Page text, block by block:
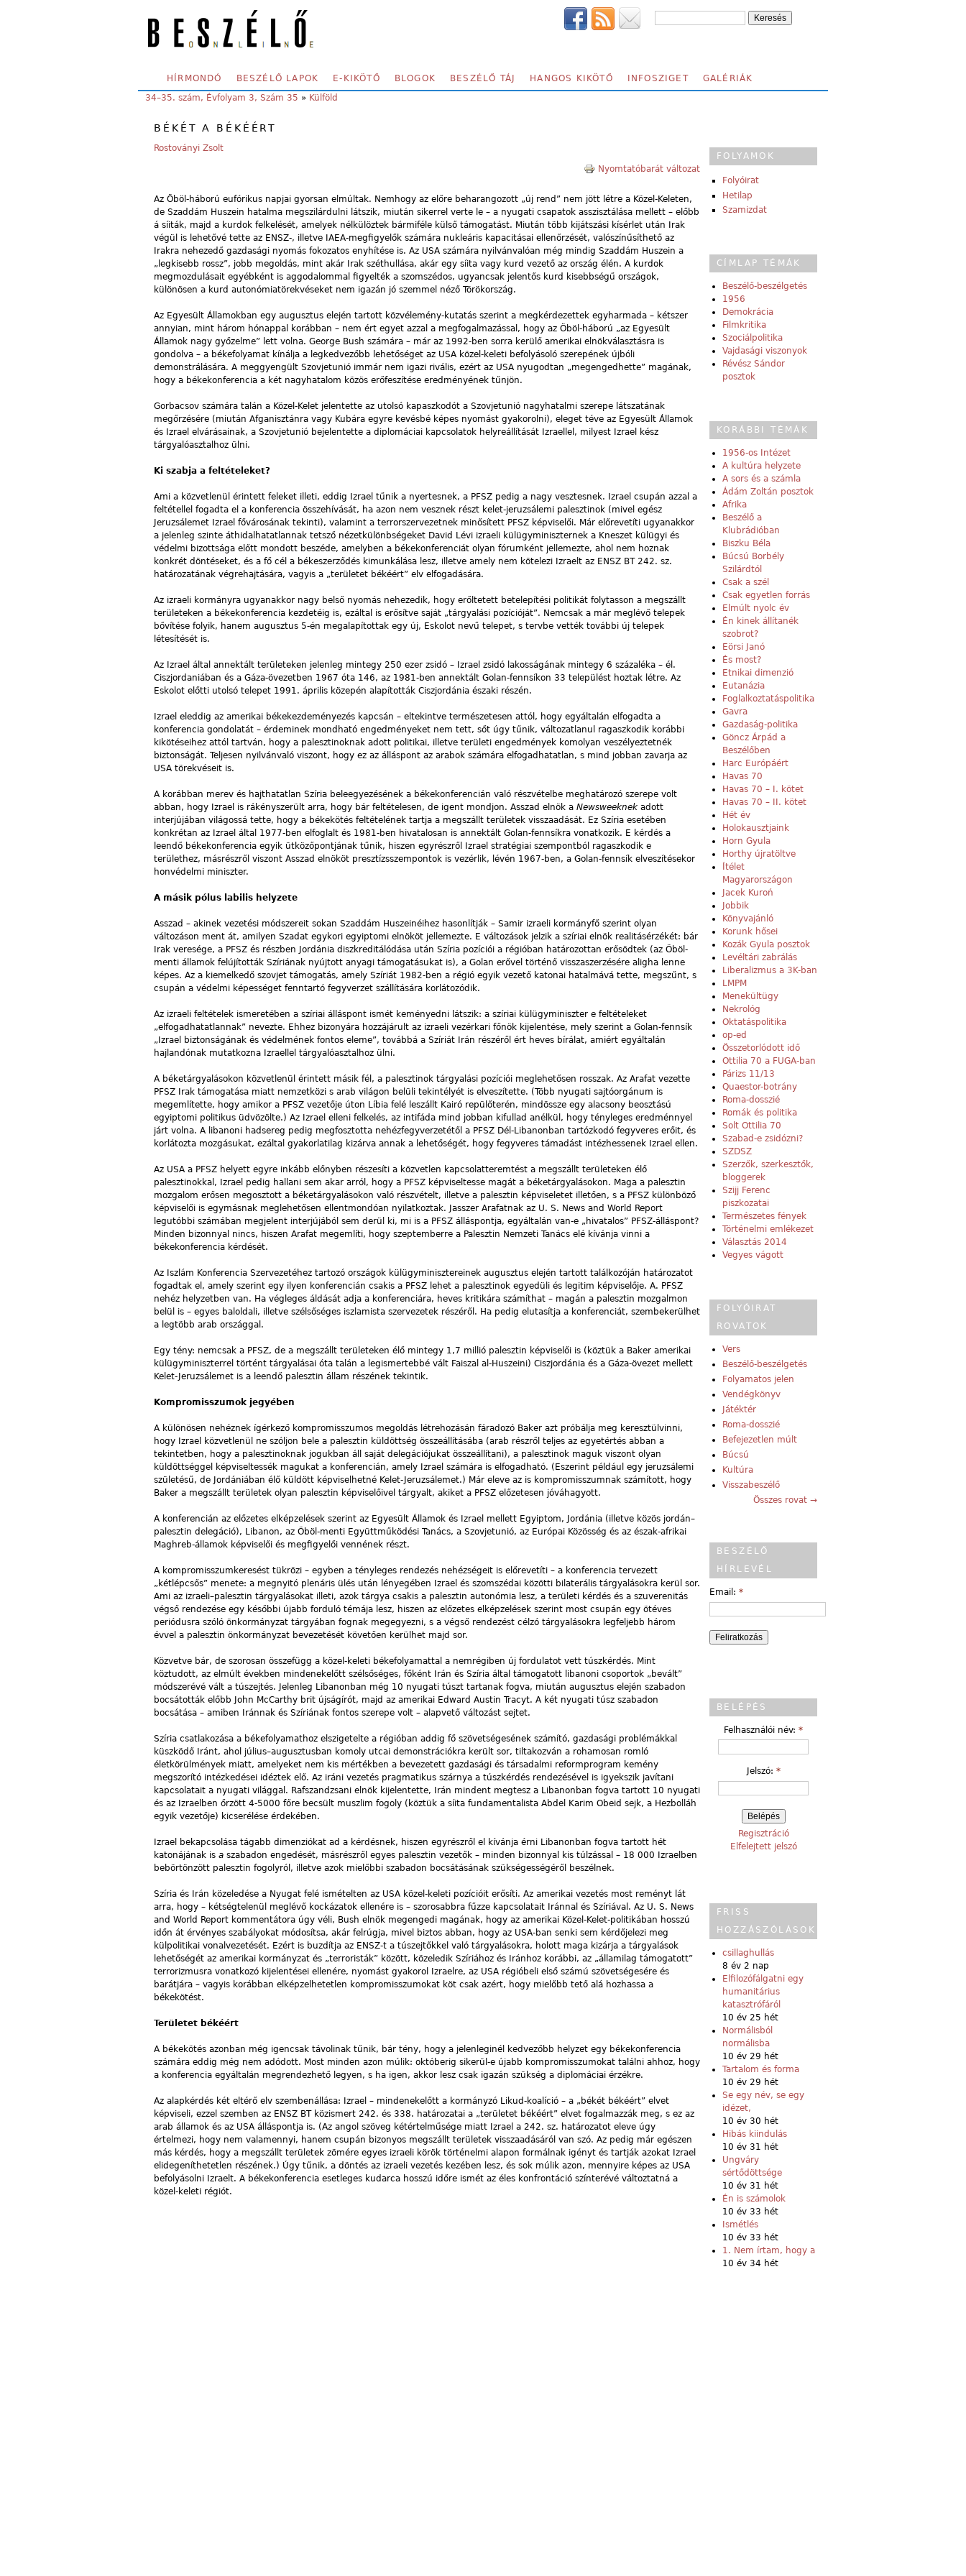
SECONDARY MENU
HÍRMONDÓ BESZÉLŐ LAPOK E-KIKÖTŐ BLOGOK BESZÉLŐ TÁJ HANGOS KIKÖTŐ INFOSZIGET GALÉRIÁK
YOU ARE HERE:
34–35. szám, Évfolyam 3, Szám 35 » Külföld
BÉKÉT A BÉKÉÉRT
Rostoványi Zsolt
Nyomtatóbarát változat
Az Öböl-háború eufórikus napjai gyorsan elmúltak. Nemhogy az előre beharangozott „új rend” nem jött létre a Közel-Keleten,
de Szaddám Huszein hatalma megszilárdulni látszik, miután sikerrel verte le – a nyugati csapatok asszisztálása mellett – előbb
á síiták, majd a kurdok felkelését, amelyek nélkülöztek bármiféle külső támogatást. Miután több kijátszási kísérlet után Irak
végül is lehetővé tette az ENSZ-, illetve IAEA-megfigyelők számára nukleáris kapacitásai ellenőrzését, valószínűsíthető az
Irakra nehezedő gazdasági nyomás fokozatos enyhítése is. Az USA számára nyilvánvalóan még mindig Szaddám Huszein a
„legkisebb rossz”, jobb megoldás, mint akár Irak széthullása, akár egy síita vagy kurd vezető az ország élén. A kurdok
megmozdulásait egyébként is aggodalommal figyelték a szomszédos, ugyancsak jelentős kurd kisebbségű országok,
különösen a kurd autonómiatörekvéseket nem igazán jó szemmel néző Törökország.
Az Egyesült Államokban egy augusztus elején tartott közvélemény-kutatás szerint a megkérdezettek egyharmada – kétszer
annyian, mint három hónappal korábban – nem ért egyet azzal a megfogalmazással, hogy az Öböl-háború „az Egyesült
Államok nagy győzelme” lett volna. George Bush számára – már az 1992-ben sorra kerülő amerikai elnökválasztásra is
gondolva – a békefolyamat kínálja a legkedvezőbb lehetőséget az USA közel-keleti befolyásoló szerepének újbóli
demonstrálására. A meggyengült Szovjetunió immár nem igazi rivális, ezért az USA nyugodtan „megengedhette” magának,
hogy a békekonferencia a két nagyhatalom közös erőfeszítése eredményének tűnjön.
Gorbacsov számára talán a Közel-Kelet jelentette az utolsó kapaszkodót a Szovjetunió nagyhatalmi szerepe látszatának
megőrzésére (miután Afganisztánra vagy Kubára egyre kevésbé képes nyomást gyakorolni), eleget téve az Egyesült Államok
és Izrael elvárásainak, a Szovjetunió bejelentette a diplomáciai kapcsolatok helyreállítását Izraellel, milyest Izrael kész
tárgyalóasztalhoz ülni.
Ki szabja a feltételeket?
Ami a közvetlenül érintett feleket illeti, eddig Izrael tűnik a nyertesnek, a PFSZ pedig a nagy vesztesnek. Izrael csupán azzal a
feltétellel fogadta el a konferencia összehívását, ha azon nem vesznek részt kelet-jeruzsálemi palesztinok (mivel egész
Jeruzsálemet Izrael fővárosának tekinti), valamint a terrorszervezetnek minősített PFSZ képviselői. Már előrevetíti ugyanakkor
a jelenleg szinte áthidalhatatlannak tetsző nézetkülönbségeket David Lévi izraeli külügyminiszternek a Kneszet külügyi és
védelmi bizottsága előtt mondott beszéde, amelyben a békekonferenciát olyan fórumként jellemezte, ahol nem hoznak
konkrét döntéseket, és a fő cél a békeszerződés kimunkálása lesz, illetve amely nem kötelezi Izraelt az ENSZ BT 242. sz.
határozatának végrehajtására, vagyis a „területet békéért” elv elfogadására.
Az izraeli kormányra ugyanakkor nagy belső nyomás nehezedik, hogy erőltetett betelepítési politikát folytasson a megszállt
területeken a békekonferencia kezdetéig is, ezáltal is erősítve saját „tárgyalási pozícióját”. Nemcsak a már meglévő telepek
bővítése folyik, hanem augusztus 5-én megalapítottak egy új, Eskolot nevű telepet, s tervbe vették további új telepek
létesítését is.
Az Izrael által annektált területeken jelenleg mintegy 250 ezer zsidó – Izrael zsidó lakosságának mintegy 6 százaléka – él.
Ciszjordaniában és a Gáza-övezetben 1967 óta 146, az 1981-ben annektált Golan-fennsíkon 33 települést hoztak létre. Az
Eskolot előtti utolsó telepet 1991. április közepén alapították Ciszjordánia északi részén.
Izrael eleddig az amerikai békekezdeményezés kapcsán – eltekintve természetesen attól, hogy egyáltalán elfogadta a
konferencia gondolatát – érdeminek mondható engedményeket nem tett, sőt úgy tűnik, változatlanul ragaszkodik korábbi
kikötéseihez attól tartván, hogy a palesztinoknak adott politikai, illetve területi engedmények komolyan veszélyeztetnék
biztonságát. Teljesen nyilvánvaló viszont, hogy ez az álláspont az arabok számára elfogadhatatlan, s mind jobban zavarja az
USA törekvéseit is.
A korábban merev és hajthatatlan Szíria beleegyezésének a békekonferencián való részvételbe meghatározó szerepe volt
abban, hogy Izrael is rákényszerült arra, hogy bár feltételesen, de igent mondjon. Asszad elnök a Newsweeknek adott
interjújában világossá tette, hogy a békekötés feltételének tartja a megszállt területek visszaadását. Ez Szíria esetében
konkrétan az Izrael által 1977-ben elfoglalt és 1981-ben hivatalosan is annektált Golan-fennsíkra vonatkozik. E kérdés a
leendő békekonferencia egyik ütközőpontjának tűnik, hiszen egyrészről Izrael stratégiai szempontból ragaszkodik e
területhez, másrészről viszont Asszad elnököt presztízsszempontok is vezérlik, lévén 1967-ben, a Golan-fennsík elveszítésekor
honvédelmi miniszter.
A másik pólus labilis helyzete
Asszad – akinek vezetési módszereit sokan Szaddám Huszeinéihez hasonlítják – Samir izraeli kormányfő szerint olyan
változáson ment át, amilyen Szadat egykori egyiptomi elnököt jellemezte. E változások jelzik a szíriai elnök realitásérzékét: bár
Irak veresége, a PFSZ és részben Jordánia diszkreditálódása után Szíria pozíciói a régióban határozottan erősödtek (az Öböl-
menti államok felújították Szíriának nyújtott anyagi támogatásukat is), a Golan erővel történő visszaszerzésére aligha lenne
képes. Az a kiemelkedő szovjet támogatás, amely Szíriát 1982-ben a régió egyik vezető katonai hatalmává tette, megszűnt, s
csupán a védelmi képességet fenntartó fegyverzet szállítására korlátozódik.
Az izraeli feltételek ismeretében a szíriai álláspont ismét keményedni látszik: a szíriai külügyminiszter e feltételeket
„elfogadhatatlannak” nevezte. Ehhez bizonyára hozzájárult az izraeli vezérkari főnök kijelentése, mely szerint a Golan-fennsík
„Izrael biztonságának és védelmének fontos eleme”, továbbá a Szíriát Irán részéről ért heves bírálat, amiért egyáltalán
hajlandónak mutatkozna Izraellel tárgyalóasztalhoz ülni.
A béketárgyalásokon közvetlenül érintett másik fél, a palesztinok tárgyalási pozíciói meglehetősen rosszak. Az Arafat vezette
PFSZ Irak támogatása miatt nemzetközi s arab világon belüli tekintélyét is elveszítette. (Több nyugati sajtóorgánum is
megemlítette, hogy amikor a PFSZ vezetője úton Líbia felé leszállt Kairó repülőterén, mindössze egy alacsony beosztású
egyiptomi politikus üdvözölte.) Az Izrael elleni felkelés, az intifáda mind jobban kifullad anélkül, hogy tényleges eredménnyel
járt volna. A libanoni hadsereg pedig megfosztotta nehézfegyverzetétől a PFSZ Dél-Libanonban tartózkodó fegyveres erőit, és
korlátozta mozgásukat, ezáltal gyakorlatilag kizárva annak a lehetőségét, hogy fegyveres támadást intézhessenek Izrael ellen.
Az USA a PFSZ helyett egyre inkább előnyben részesíti a közvetlen kapcsolatteremtést a megszállt területeken élő
palesztinokkal, Izrael pedig hallani sem akar arról, hogy a PFSZ képviseltesse magát a béketárgyalásokon. Maga a palesztin
mozgalom erősen megosztott a béketárgyalásokon való részvételt, illetve a palesztin képviseletet illetően, s a PFSZ különböző
képviselői is egymásnak meglehetősen ellentmondóan nyilatkoztak. Jasszer Arafatnak az U. S. News and World Report
legutóbbi számában megjelent interjújából sem derül ki, mi is a PFSZ álláspontja, egyáltalán van-e „hivatalos” PFSZ-álláspont?
Minden bizonnyal nincs, hiszen Arafat megemlíti, hogy szeptemberre a Palesztin Nemzeti Tanács elé kívánja vinni a
békekonferencia kérdését.
Az Iszlám Konferencia Szervezetéhez tartozó országok külügyminisztereinek augusztus elején tartott találkozóján határozatot
fogadtak el, amely szerint egy ilyen konferencián csakis a PFSZ lehet a palesztinok egyedüli és legitim képviselője. A. PFSZ
nehéz helyzetben van. Ha végleges áldását adja a konferenciára, heves kritikára számíthat – magán a palesztin mozgalmon
belül is – egyes baloldali, illetve szélsőséges iszlamista szervezetek részéről. Ha pedig elutasítja a konferenciát, szembekerülhet
a legtöbb arab országgal.
Egy tény: nemcsak a PFSZ, de a megszállt területeken élő mintegy 1,7 millió palesztin képviselői is (köztük a Baker amerikai
külügyminiszterrel történt tárgyalásai óta talán a legismertebbé vált Faiszal al-Huszeini) Ciszjordánia és a Gáza-övezet mellett
Kelet-Jeruzsálemet is a leendő palesztin állam részének tekintik.
Kompromisszumok jegyében
A különösen nehéznek ígérkező kompromisszumos megoldás létrehozásán fáradozó Baker azt próbálja meg keresztülvinni,
hogy Izrael közvetlenül ne szóljon bele a palesztin küldöttség összeállításába (arab részről teljes az egyetértés abban a
tekintetben, hogy a palesztinoknak jogukban áll saját delegációjukat összeállítani), a palesztinok maguk viszont olyan
küldöttséggel képviseltessék magukat a konferencián, amely Izrael számára is elfogadható. (Eszerint például egy jeruzsálemi
születésű, de Jordániában élő küldött képviselhetné Kelet-Jeruzsálemet.) Már eleve az is kompromisszumnak számított, hogy
Baker a megszállt területek olyan palesztin képviselőivel tárgyalt, akiket a PFSZ előzetesen jóváhagyott.
A konferencián az előzetes elképzelések szerint az Egyesült Államok és Izrael mellett Egyiptom, Jordánia (illetve közös jordán–
palesztin delegáció), Libanon, az Öböl-menti Együttműködési Tanács, a Szovjetunió, az Európai Közösség és az észak-afrikai
Maghreb-államok képviselői és megfigyelői vennének részt.
A kompromisszumkeresést tükrözi – egyben a tényleges rendezés nehézségeit is előrevetíti – a konferencia tervezett
„kétlépcsős” menete: a megnyitó plenáris ülés után lényegében Izrael és szomszédai közötti bilaterális tárgyalásokra kerül sor.
Ami az izraeli–palesztin tárgyalásokat illeti, azok tárgya csakis a palesztin autonómia lesz, a területi kérdés és a szuverenitás
végső rendezése egy későbbi újabb forduló témája lesz, hiszen az előzetes elképzelések szerint most csupán egy ötéves
periódusra szóló önkormányzat tárgyában fognak megegyezni, s a végső rendezést célzó tárgyalásokra legfeljebb három
évvel a palesztin önkormányzat bevezetését követően kerülhet majd sor.
Közvetve bár, de szorosan összefügg a közel-keleti békefolyamattal a nemrégiben új fordulatot vett túszkérdés. Mint
köztudott, az elmúlt években mindenekelőtt szélsőséges, főként Irán és Szíria által támogatott libanoni csoportok „bevált”
módszerévé vált a túszejtés. Jelenleg Libanonban még 10 nyugati túszt tartanak fogva, miután augusztus elején szabadon
bocsátották előbb John McCarthy brit újságírót, majd az amerikai Edward Austin Tracyt. A két nyugati túsz szabadon
bocsátása – amiben Iránnak és Szíriának fontos szerepe volt – alapvető változást sejtet.
Szíria csatlakozása a békefolyamathoz elszigetelte a régióban addig fő szövetségesének számító, gazdasági problémákkal
küszködő Iránt, ahol július–augusztusban komoly utcai demonstrációkra került sor, tiltakozván a rohamosan romló
életkörülmények miatt, amelyeket nem kis mértékben a bevezetett gazdasági és társadalmi reformprogram kemény
megszorító intézkedései idéztek elő. Az iráni vezetés pragmatikus szárnya a túszkérdés rendezésével is igyekszik javítani
kapcsolatait a nyugati világgal. Rafszandzsani elnök kijelentette, Irán mindent megtesz a Libanonban fogva tartott 10 nyugati
és az Izraelben őrzött 4-5000 főre becsült muszlim fogoly (köztük a síita fundamentalista Abdel Karim Obeid sejk, a Hezbolláh
egyik vezetője) kicserélése érdekében.
Izrael bekapcsolása tágabb dimenziókat ad a kérdésnek, hiszen egyrészről el kívánja érni Libanonban fogva tartott hét
katonájának is a szabadon engedését, másrészről egyes palesztin vezetők – minden bizonnyal kis túlzással – 18 000 Izraelben
bebörtönzött palesztin fogolyról, illetve azok mielőbbi szabadon bocsátásának szükségességéről beszélnek.
Szíria és Irán közeledése a Nyugat felé ismételten az USA közel-keleti pozícióit erősíti. Az amerikai vezetés most reményt lát
arra, hogy – kétségtelenül meglévő kockázatok ellenére is – szorosabbra fűzze kapcsolatait Iránnal és Szíriával. Az U. S. News
and World Report kommentátora úgy véli, Bush elnök megengedi magának, hogy az amerikai Közel-Kelet-politikában hosszú
időn át érvényes szabályokat módosítsa, akár felrúgja, mivel biztos abban, hogy az USA-ban senki sem kérdőjelezi meg
külpolitikai vonalvezetését. Ezért is buzdítja az ENSZ-t a túszejtőkkel való tárgyalásokra, holott maga kizárja a tárgyalások
lehetőségét az amerikai kormányzat és „terroristák” között, közeledik Szíriához és Iránhoz korábbi, az „államilag támogatott”
terrorizmusra vonatkozó kijelentései ellenére, nyomást gyakorol Izraelre, az USA régióbeli első számú szövetségesére és
barátjára – vagyis korábban elképzelhetetlen kompromisszumokat köt csak azért, hogy mielőbb tető alá hozhassa a
békekötést.
Területet békéért
A békekötés azonban még igencsak távolinak tűnik, bár tény, hogy a jelenleginél kedvezőbb helyzet egy békekonferencia
számára eddig még nem adódott. Most minden azon múlik: októberig sikerül-e újabb kompromisszumokat találni ahhoz, hogy
a konferencia egyáltalán megrendezhető legyen, s ha igen, akkor lesz csak igazán szükség a diplomáciai érzékre.
Az alapkérdés két eltérő elv szembenállása: Izrael – mindenekelőtt a kormányzó Likud-koalíció – a „békét békéért” elvet
képviseli, ezzel szemben az ENSZ BT közismert 242. és 338. határozatai a „területet békéért” elvet fogalmazzák meg, s ez az
arab államok és az USA álláspontja is. (Az angol szöveg kétértelműsége miatt Izrael a 242. sz. határozatot eleve úgy
értelmezi, hogy nem valamennyi, hanem csupán bizonyos megszállt területek visszaadásáról van szó. Az pedig már egészen
más kérdés, hogy a megszállt területek zömére egyes izraeli körök történelmi alapon formálnak igényt és tartják azokat Izrael
elidegeníthetetlen részének.) Úgy tűnik, a döntés az izraeli vezetés kezében lesz, és sok múlik azon, mennyire képes az USA
befolyásolni Izraelt. A békekonferencia esetleges kudarca hosszú időre ismét az éles konfrontáció színterévé változtatná a
közel-keleti régiót.
FOLYAMOK
Folyóirat
Hetilap
Szamizdat
CÍMLAP TÉMÁK
Beszélő-beszélgetés
1956
Demokrácia
Filmkritika
Szociálpolitika
Vajdasági viszonyok
Révész Sándor
posztok
KORÁBBI TÉMÁK
1956-os Intézet
A kultúra helyzete
A sors és a számla
Ádám Zoltán posztok
Afrika
Beszélő a
Klubrádióban
Biszku Béla
Búcsú Borbély
Szilárdtól
Csak a szél
Csak egyetlen forrás
Elmúlt nyolc év
Én kinek állítanék
szobrot?
Eörsi Janó
És most?
Etnikai dimenzió
Eutanázia
Foglalkoztatáspolitika
Gavra
Gazdaság-politika
Göncz Árpád a
Beszélőben
Harc Európáért
Havas 70
Havas 70 – I. kötet
Havas 70 – II. kötet
Hét év
Holokausztjaink
Horn Gyula
Horthy újratöltve
Ítélet
Magyarországon
Jacek Kuroń
Jobbik
Könyvajánló
Korunk hősei
Kozák Gyula posztok
Levéltári zabrálás
Liberalizmus a 3K-ban
LMPM
Menekültügy
Nekrológ
Oktatáspolitika
op-ed
Összetorlódott idő
Ottilia 70 a FUGA-ban
Párizs 11/13
Quaestor-botrány
Roma-dosszié
Romák és politika
Solt Ottilia 70
Szabad-e zsidózni?
SZDSZ
Szerzők, szerkesztők,
bloggerek
Szijj Ferenc
piszkozatai
Természetes fények
Történelmi emlékezet
Választás 2014
Vegyes vágott
FOLYÓIRAT
ROVATOK
Vers
Beszélő-beszélgetés
Folyamatos jelen
Vendégkönyv
Játéktér
Roma-dosszié
Befejezetlen múlt
Búcsú
Kultúra
Visszabeszélő
Összes rovat →
BESZÉLŐ
HÍRLEVÉL
Email: *
BELÉPÉS
Felhasználói név: *
Jelszó: *
Regisztráció
Elfelejtett jelszó
FRISS
HOZZÁSZÓLÁSOK
csillaghullás
8 év 2 nap
Elfilozófálgatni egy
humanitárius
katasztrófáról
10 év 25 hét
Normálisból
normálisba
10 év 29 hét
Tartalom és forma
10 év 29 hét
Se egy név, se egy
idézet,
10 év 30 hét
Hibás kiindulás
10 év 31 hét
Ungváry
sértődöttsége
10 év 31 hét
Én is számolok
10 év 33 hét
Ismétlés
10 év 33 hét
1. Nem írtam, hogy a
10 év 34 hét